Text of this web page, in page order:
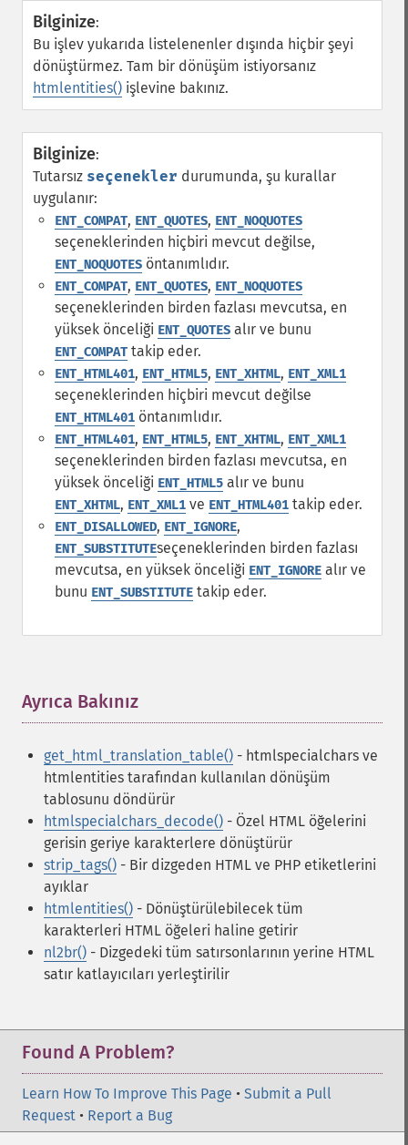
Bilginize:
Bu işlev yukarıda listelenenler dışında hiçbir şeyi
dönüştürmez. Tam bir dönüşüm istiyorsanız
htmlentities() işlevine bakınız.
Bilginize:
Tutarsız seçenekler durumunda, şu kurallar
uygulanır:
ENT_COMPAT, ENT_QUOTES, ENT_NOQUOTES
seçeneklerinden hiçbiri mevcut değilse,
ENT_NOQUOTES öntanımlıdır.
ENT_COMPAT, ENT_QUOTES, ENT_NOQUOTES
seçeneklerinden birden fazlası mevcutsa, en
yüksek önceliği ENT_QUOTES alır ve bunu
ENT_COMPAT takip eder.
ENT_HTML401, ENT_HTML5, ENT_XHTML, ENT_XML1
seçeneklerinden hiçbiri mevcut değilse
ENT_HTML401 öntanımlıdır.
ENT_HTML401, ENT_HTML5, ENT_XHTML, ENT_XML1
seçeneklerinden birden fazlası mevcutsa, en
yüksek önceliği ENT_HTML5 alır ve bunu
ENT_XHTML, ENT_XML1 ve ENT_HTML401 takip eder.
ENT_DISALLOWED, ENT_IGNORE,
ENT_SUBSTITUTEseçeneklerinden birden fazlası
mevcutsa, en yüksek önceliği ENT_IGNORE alır ve
bunu ENT_SUBSTITUTE takip eder.
Ayrıca Bakınız
get_html_translation_table() - htmlspecialchars ve
htmlentities tarafından kullanılan dönüşüm
tablosunu döndürür
htmlspecialchars_decode() - Özel HTML öğelerini
gerisin geriye karakterlere dönüştürür
strip_tags() - Bir dizgeden HTML ve PHP etiketlerini
ayıklar
htmlentities() - Dönüştürülebilecek tüm
karakterleri HTML öğeleri haline getirir
nl2br() - Dizgedeki tüm satırsonlarının yerine HTML
satır katlayıcıları yerleştirilir
Found A Problem?
Learn How To Improve This Page • Submit a Pull
Request • Report a Bug